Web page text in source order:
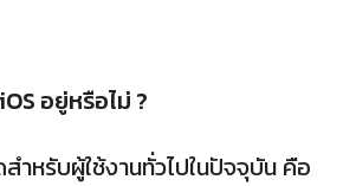
อยู่หรือไม่ ?
ำหรับผู้ใช้งานทั่วไปในปัจจุบัน คือ